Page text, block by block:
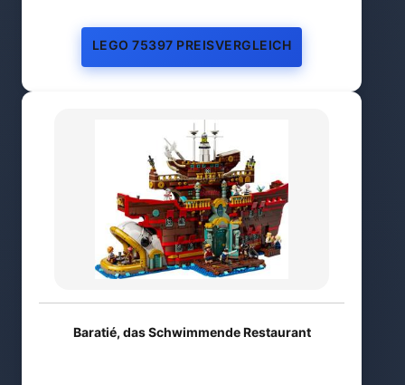
LEGO 75397 PREISVERGLEICH
Baratié, das Schwimmende Restaurant